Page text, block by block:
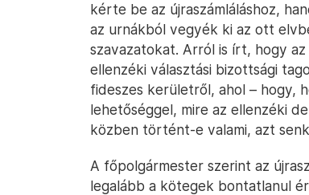
kérte be az újraszámláláshoz,
az urnákból vegyék ki az ott
szavazatokat. Arról is írt, hogy
ellenzéki választási bizottsági
fideszes kerületről, ahol – hogy,
lehetőséggel, mire az ellenzéki
közben történt-e valami, azt
A főpolgármester szerint az
legalább a kötegek bontatlanul